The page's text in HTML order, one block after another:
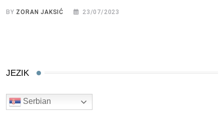
BY ZORAN JAKSIĆ 23/07/2023
JEZIK
Serbian